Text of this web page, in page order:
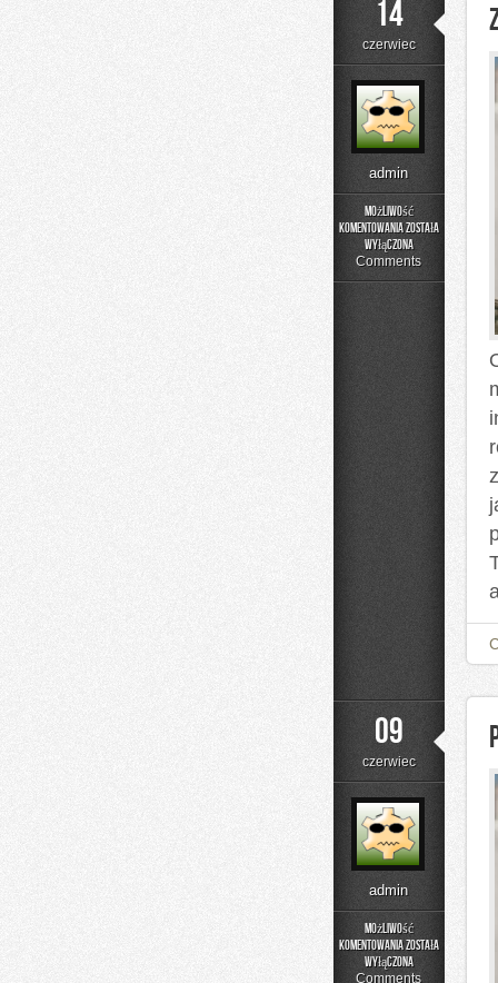
14
czerwiec
admin
Możliwość
komentowania
Zapachowe
Inspiracje
została
wyłączona
Comments
09
czerwiec
admin
Możliwość
komentowania
Podstawy
Matematyki
została
wyłączona
Comments